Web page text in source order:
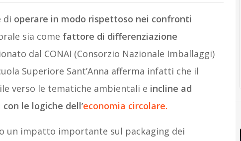
di operare in modo rispettoso nei confronti
sia come fattore di differenziazione
dal CONAI (Consorzio Nazionale Imballaggi)
Superiore Sant’Anna afferma infatti che il
verso le tematiche ambientali e incline ad
le logiche dell’economia circolare.
un impatto importante sul packaging dei